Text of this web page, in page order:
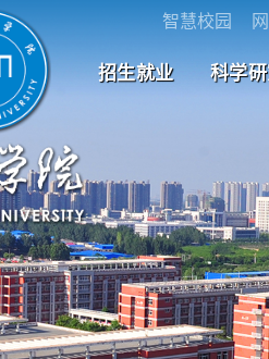
智慧校园
招生就业 科学